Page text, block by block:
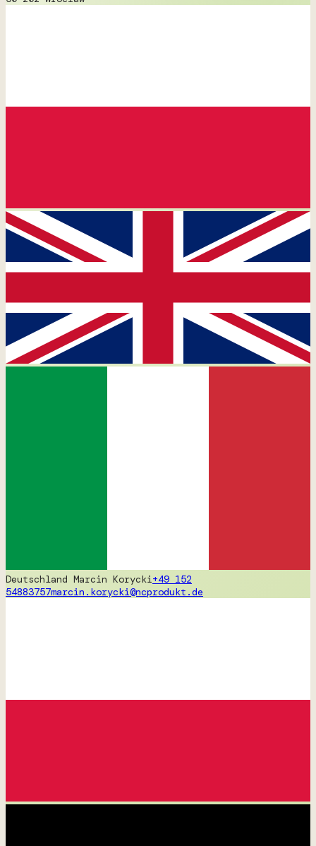
Deutschland Marcin Korycki+49 152
54883757marcin.korycki@ncprodukt.de